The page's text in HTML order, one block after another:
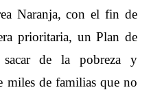
Naranja, con el fin de
prioritaria, un Plan de
sacar de la pobreza y
miles de familias que no